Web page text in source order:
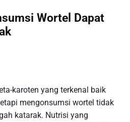
Wortel Dapat
karoten yang terkenal baik
mengonsumsi wortel tidak
katarak. Nutrisi yang